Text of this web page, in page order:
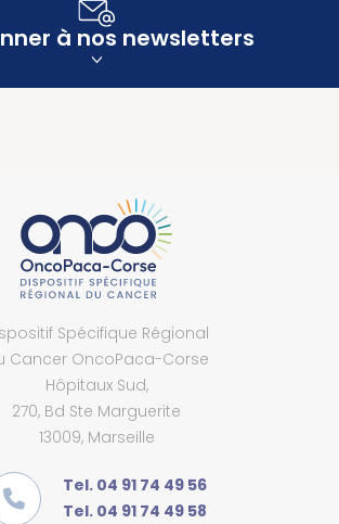
à nos newsletters
Spécifique Régional
Cancer OncoPaca-Corse
Hôpitaux Sud,
270, Bd Ste Marguerite
13009, Marseille
Tel. 04 91 74 49 56
Tel. 04 91 74 49 58